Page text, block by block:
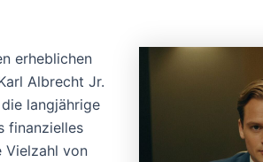
erheblichen
Albrecht Jr.
langjährige
finanzielles
Vielzahl von